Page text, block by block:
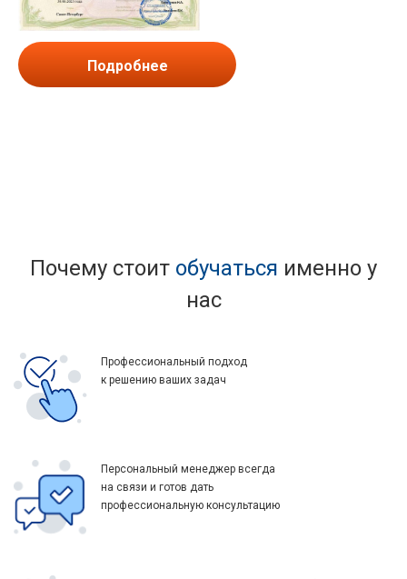
Подробнее
Почему стоит обучаться именно у
нас
Профессиональный подход
к решению ваших задач
Персональный менеджер всегда
на связи и готов дать
профессиональную консультацию